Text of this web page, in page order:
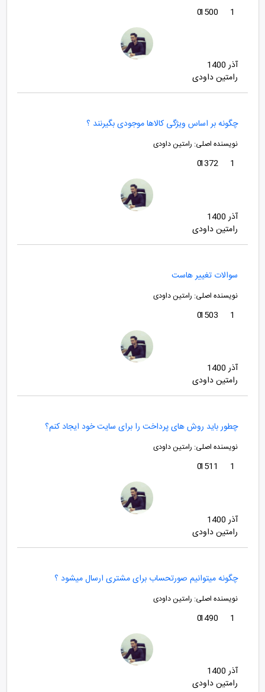
1
1500
0
آذر 1400
رامتین داودی
چگونه بر اساس ویژگی کالاها موجودی بگیرنند ؟
نویسنده اصلی: رامتین داودی
1
1372
0
آذر 1400
رامتین داودی
سوالات تغییر هاست
نویسنده اصلی: رامتین داودی
1
1503
0
آذر 1400
رامتین داودی
چطور باید روش های پرداخت را برای سایت خود ایجاد کنم؟
نویسنده اصلی: رامتین داودی
1
1511
0
آذر 1400
رامتین داودی
چگونه میتوانیم صورتحساب برای مشتری ارسال میشود ؟
نویسنده اصلی: رامتین داودی
1
1490
0
آذر 1400
رامتین داودی